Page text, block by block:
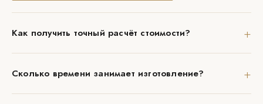
Как получить точный расчёт стоимости? +
Сколько времени занимает изготовление? +